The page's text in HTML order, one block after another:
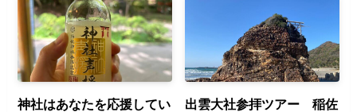
神社はあなたを応援してい
出雲大社参拝ツアー 稲佐